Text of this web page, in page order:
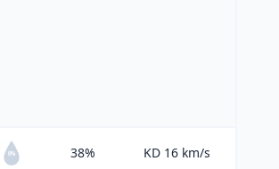
0% 38% KD 16 km/s